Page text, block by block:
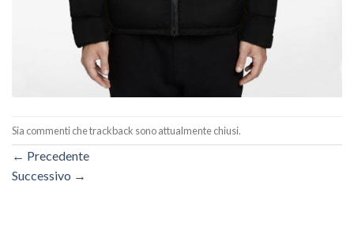
Sia commenti che trackback sono attualmente chiusi.
← Precedente
Successivo →